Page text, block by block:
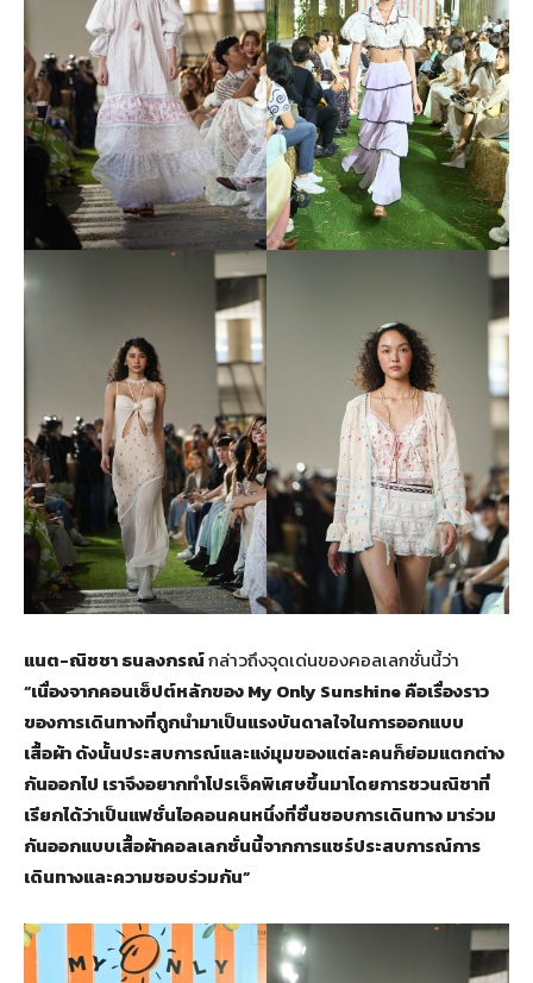
แนต-ณิชชา ธนลงกรณ์กล่าวถึงจุดเด่นของคอลเลกชั่นนี้ว่า
“เนื่องจากคอนเซ็ปต์หลักของ My Only Sunshine คือเรื่องราว
ของการเดินทางที่ถูกนำมาเป็นแรงบันดาลใจในการออกแบบ
เสื้อผ้า ดังนั้นประสบการณ์และแง่มุมของแต่ละคนก็ย่อมแตกต่าง
กันออกไป เราจึงอยากทำโปรเจ็คพิเศษขึ้นมาโดยการชวนณิชาที่
เรียกได้ว่าเป็นแฟชั่นไอคอนคนหนึ่งที่ชื่นชอบการเดินทาง มาร่วม
กันออกแบบเสื้อผ้าคอลเลกชั่นนี้จากการแชร์ประสบการณ์การ
เดินทางและความชอบร่วมกัน”